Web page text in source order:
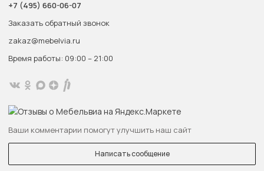
+7 (495) 660-06-07
Заказать обратный звонок
zakaz@mebelvia.ru
Время работы: 09:00 – 21:00
Ваши комментарии помогут улучшить наш сайт
Написать сообщение